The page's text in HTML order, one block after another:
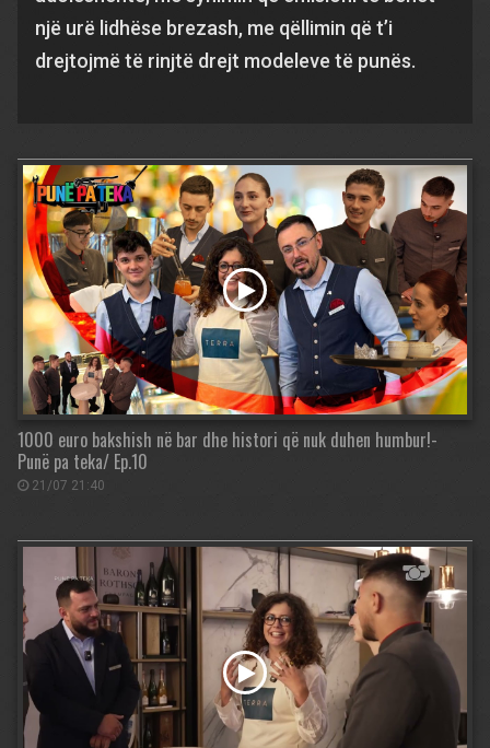
një urë lidhëse brezash, me qëllimin që t’i
drejtojmë të rinjtë drejt modeleve të punës.
1000 euro bakshish në bar dhe histori që nuk duhen humbur!-
Punë pa teka/ Ep.10
21/07 21:40